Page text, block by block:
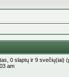
0 slaptų ir 9 svečių(iai)
am